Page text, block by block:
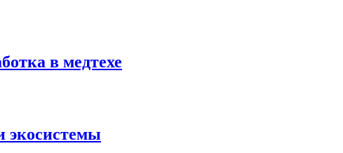
в медтехе
экосистемы